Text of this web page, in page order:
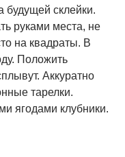
будущей склейки.
руками места, не
на квадраты. В
Положить
Аккуратно
тарелки.
ягодами клубники.